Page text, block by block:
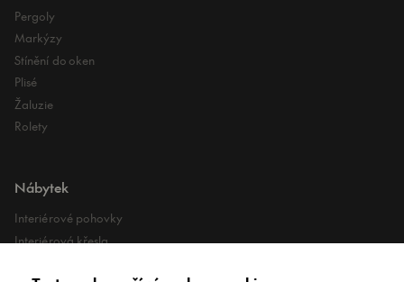
Pergoly
Markýzy
Stínění do oken
Plisé
Žaluzie
Rolety
Nábytek
Interiérové pohovky
Interiérová křesla